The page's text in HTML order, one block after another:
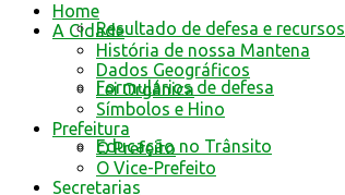
Resultado de defesa e recursos
Formulários de defesa
Educação no Trânsito
Home
A Cidade
História de nossa Mantena
Dados Geográficos
Lei Orgânica
Símbolos e Hino
Prefeitura
O Prefeito
O Vice-Prefeito
Secretarias